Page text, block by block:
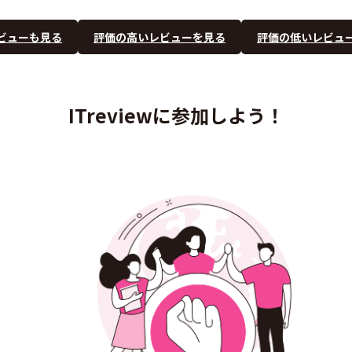
ューも見る 評価の高いレビューを見る 評価の低いレビュ
ITreviewに参加しよう！